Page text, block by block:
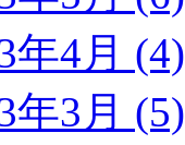
年4月 (4)
年3月 (5)